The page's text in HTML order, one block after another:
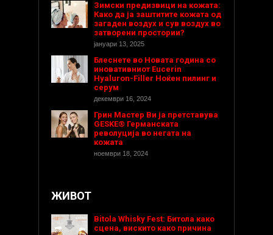
Зимски предизвици на кожата:
Како да ја заштитите кожата од
загаден воздух и сув воздух во
затворени простории?
јануари 13, 2025
Блеснете во Новата година со
иновативниот Eucerin
Hyaluron-Filler Ноќен пилинг и
серум
декември 16, 2024
Грин Мастер Ви ја претставува
GESKE® Германската
револуција во негата на
кожата
ноември 18, 2024
ЖИВОТ
Bitola Whisky Fest: Битола како
сцена, вискито како причина